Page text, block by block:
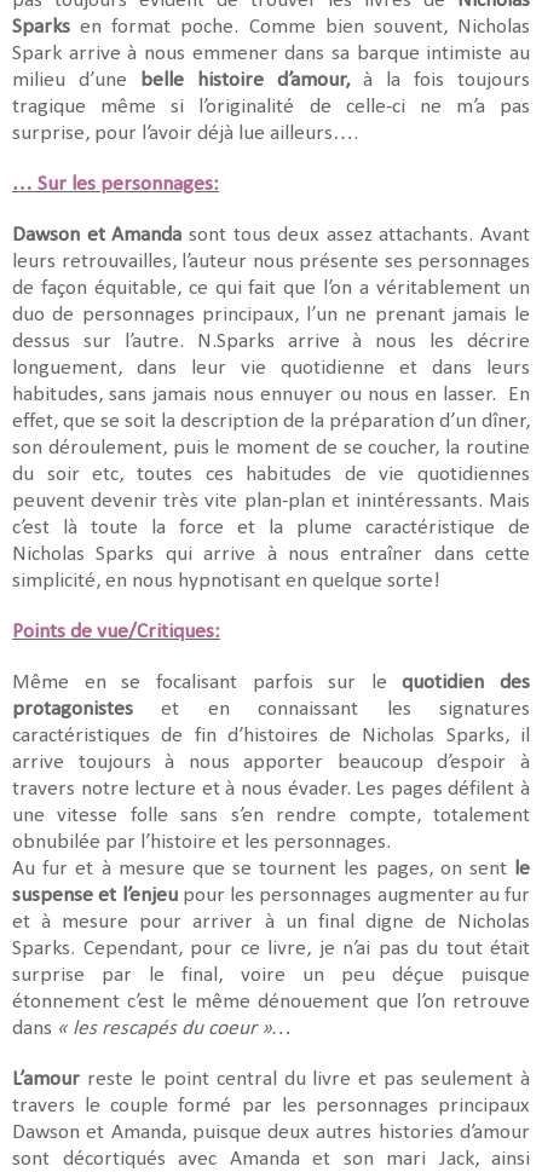
Sparks en format poche. Comme bien souvent, Nicholas
Spark arrive à nous emmener dans sa barque intimiste au
milieu d’une
belle histoire d’amour,à la fois toujours
tragique même si l’originalité de celle-ci ne m’a pas
surprise, pour l’avoir déjà lue ailleurs….
… Sur les personnages:
Dawson et Amanda sont tous deux assez attachants. Avant
leurs retrouvailles, l’auteur nous présente ses personnages
de façon équitable, ce qui fait que l’on a véritablement un
duo de personnages principaux, l’un ne prenant jamais le
dessus sur l’autre. N.Sparks arrive à nous les décrire
longuement, dans leur vie quotidienne et dans leurs
habitudes, sans jamais nous ennuyer ou nous en lasser. En
effet, que se soit la description de la préparation d’un dîner,
son déroulement, puis le moment de se coucher, la routine
du soir etc, toutes ces habitudes de vie quotidiennes
peuvent devenir très vite plan-plan et inintéressants. Mais
c’est là toute la force et la plume caractéristique de
Nicholas Sparks qui arrive à nous entraîner dans cette
simplicité, en nous hypnotisant en quelque sorte!
Points de vue/Critiques:
Même en se focalisant parfois sur lequotidien des
protagonistes et en connaissant les signatures
caractéristiques de fin d’histoires de Nicholas Sparks, il
arrive toujours à nous apporter beaucoup d’espoir à
travers notre lecture et à nous évader. Les pages défilent à
une vitesse folle sans s’en rendre compte, totalement
obnubilée par l’histoire et les personnages.
Au fur et à mesure que se tournent les pages, on sent le
suspense et l’enjeupour les personnages augmenter au fur
et à mesure pour arriver à un final digne de Nicholas
Sparks. Cependant, pour ce livre, je n’ai pas du tout était
surprise par le final, voire un peu déçue puisque
étonnement c’est le même dénouement que l’on retrouve
dans « les rescapés du coeur »…
L’amour reste le point central du livre et pas seulement à
travers le couple formé par les personnages principaux
Dawson et Amanda, puisque deux autres histories d’amour
sont décortiqués avec Amanda et son mari Jack, ainsi